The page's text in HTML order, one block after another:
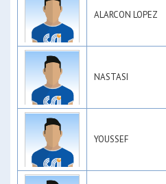
ALARCON LOPEZ
NASTASI
YOUSSEF